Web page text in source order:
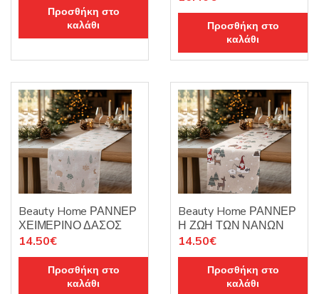
Προσθήκη στο
καλάθι
Προσθήκη στο
καλάθι
Beauty Home ΡΑΝΝΕΡ
ΧΕΙΜΕΡΙΝΟ ΔΑΣΟΣ
14.50€
Προσθήκη στο
καλάθι
Beauty Home ΡΑΝΝΕΡ
Η ΖΩΗ ΤΩΝ ΝΑΝΩΝ
14.50€
Προσθήκη στο
καλάθι